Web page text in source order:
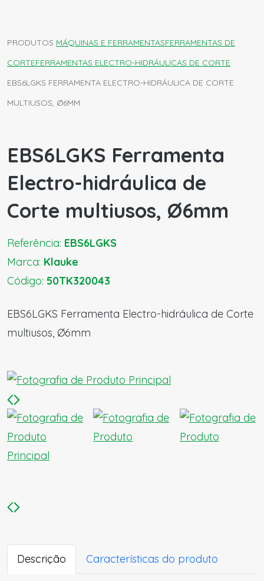
PRODUTOS MÁQUINAS E FERRAMENTASFERRAMENTAS DE
CORTEFERRAMENTAS ELECTRO-HIDRÁULICAS DE CORTE
EBS6LGKS FERRAMENTA ELECTRO-HIDRÁULICA DE CORTE
MULTIUSOS, Ø6MM
EBS6LGKS Ferramenta
Electro-hidráulica de
Corte multiusos, Ø6mm
Referência: EBS6LGKS
Marca: Klauke
Código: 50TK320043
EBS6LGKS Ferramenta Electro-hidráulica de Corte
multiusos, Ø6mm
Descrição Características do produto